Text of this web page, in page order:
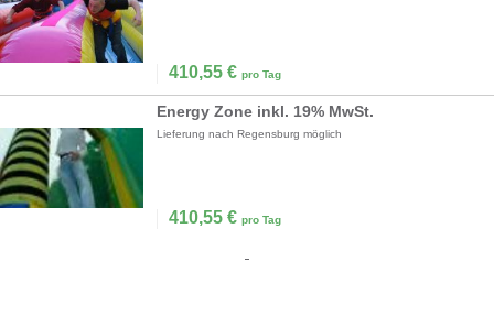
410,55 € pro Tag
Energy Zone inkl. 19% MwSt.
Lieferung nach Regensburg möglich
410,55 € pro Tag